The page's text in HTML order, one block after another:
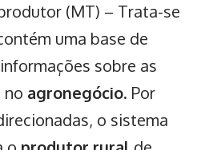
(MT) – Trata-se
uma base de
sobre as
no agronegócio. Por
o sistema